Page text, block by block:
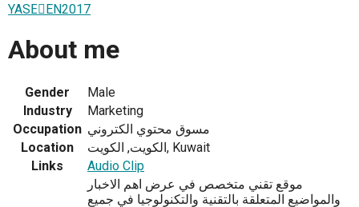
YASEُEN2017
About me
Gender
Male
Industry
Marketing
Occupation مسوق محتوي الكتروني
Location
الكويت, الكويت, Kuwait
Links
Audio Clip
موقع تقني متخصص في عرض اهم الاخبار
والمواضيع المتعلقة بالتقنية والتكنولوجيا في جميع